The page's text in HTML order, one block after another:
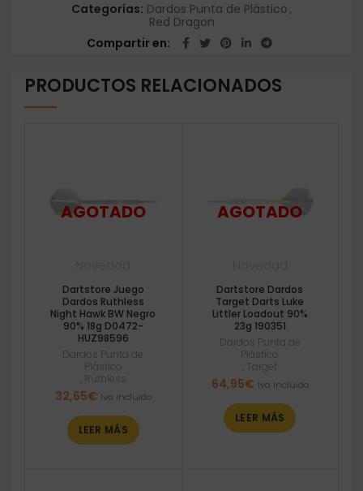
Categorías: Dardos Punta de Plástico,
Red Dragon
Compartir en
PRODUCTOS RELACIONADOS
Dartstore Juego
Dardos Ruthless
Night Hawk BW Negro
90% 18g D0472-
HUZ98596
Dardos Punta de
Plástico
Ruthless
32,65€ Iva incluido
LEER MÁS
Dartstore Dardos
Target Darts Luke
Littler Loadout 90%
23g 190351
Dardos Punta de
Plástico
Target
64,95€ Iva incluido
LEER MÁS